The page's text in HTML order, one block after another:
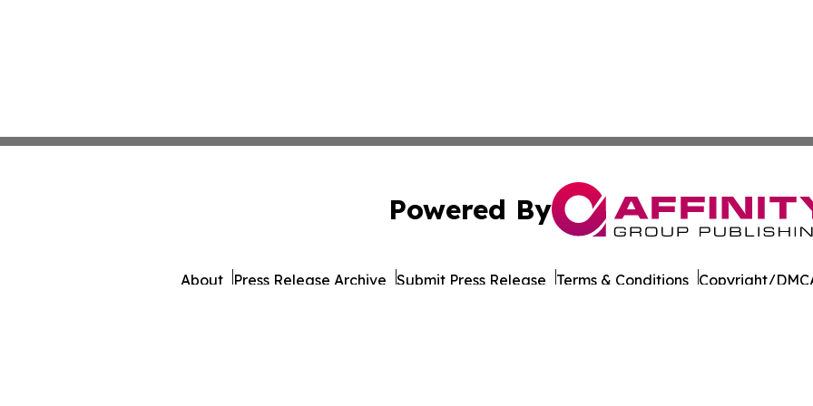
Powered By
About Press Release Archive Submit Press Release Terms & Conditions Copyright/